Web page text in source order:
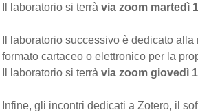
Il laboratorio si terrà via zoom martedì
Il laboratorio successivo è dedicato alla
formato cartaceo o elettronico per la
Il laboratorio si terrà via zoom giovedì
Infine, gli incontri dedicati a Zotero, il